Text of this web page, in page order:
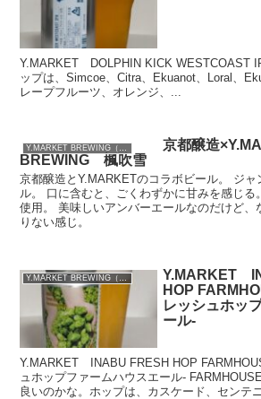
Y.MARKET DOLPHIN KICK WESTCOAST
ップは、Simcoe、Citra、Ekuanot、Loral、
レープフルーツ、オレンジ、...
京都醸造
BREWING 楓吹雪
京都醸造とY.MARKETのコラボビール。 ジャ
ル。 口に含むと、ごくわずかに甘みを感じる
使用。 美味しいアンバーエールなのだけど、
りない感じ。
Y.MARKET BREWING（愛知）
Y.MARKET
HOP
レッシュホッ
ール-
Y.MARKET INABU FRESH HOP
ュホップファームハウスエール-
良いのかな。ホップは、カスケード、センテ